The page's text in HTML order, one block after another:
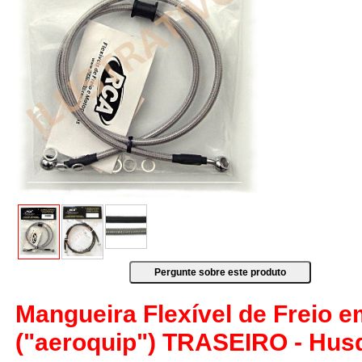
Mangueira Flexível de Freio
("aeroquip") TRASEIRO -